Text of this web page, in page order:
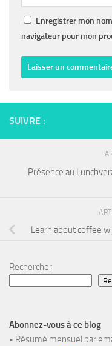
Enregistrer mon
navigateur pour mon
SUIVRE :
Présence au
Learn about coffee
Rechercher
Abonnez-vous à ce blog
• Résumé mensuel par